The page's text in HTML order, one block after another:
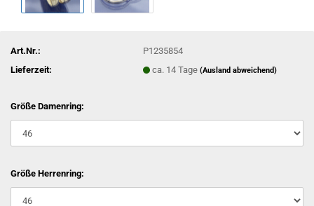
Art.Nr.:
P1235854
Lieferzeit:
ca. 14 Tage(Ausland abweichend)
Größe Damenring:
Größe Herrenring: